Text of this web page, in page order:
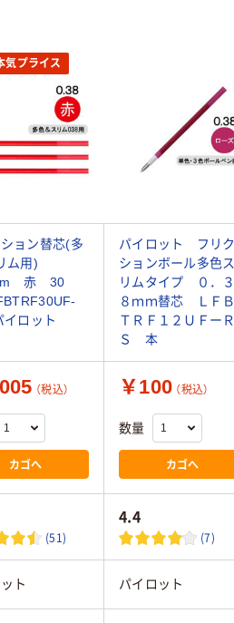
気プライス
ョン替芯(多
ム用)
赤 30
ロット
パイロット フリク
ションボール多色ス
リムタイプ ０．３
８ｍｍ替芯 ＬＦＢ
ＴＲＦ１２ＵＦーＲ
Ｓ 本
（税込）
カゴへ
￥100 （税込）
数量
カゴへ
(51)
4.4
(7)
ト パイロット